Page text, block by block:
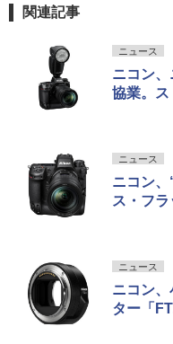
関連記事
ニュース
ニコン
協業。ス
ニュース
ニコン
ス・フ
ニュース
ニコン
ター「